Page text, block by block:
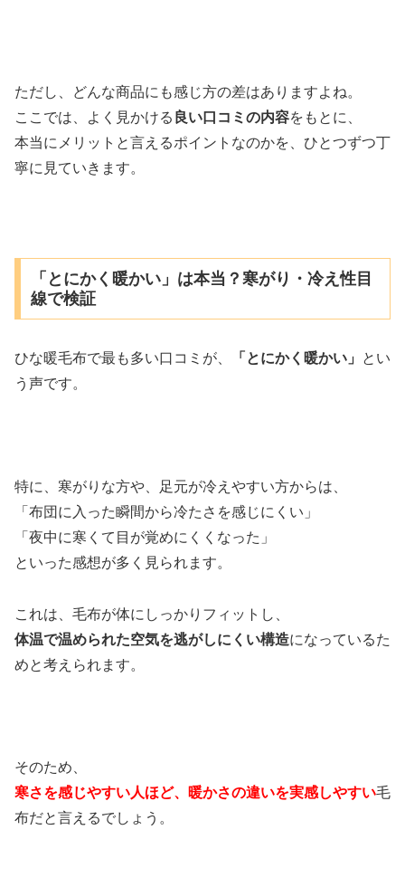
ただし、どんな商品にも感じ方の差はありますよね。
ここでは、よく見かける 良い口コミの内容をもとに、
本当にメリットと言えるポイントなのかを、ひとつずつ丁
寧に見ていきます。
「とにかく暖かい」は本当？寒がり・冷え性目
線で検証
ひな暖毛布で最も多い口コミが、 「とにかく暖かい」
とい
う声です。
特に、寒がりな方や、足元が冷えやすい方からは、
「布団に入った瞬間から冷たさを感じにくい」
「夜中に寒くて目が覚めにくくなった」
といった感想が多く見られます。
これは、毛布が体にしっかりフィットし、
体温で温められた空気を逃がしにくい構造になっているた
めと考えられます。
そのため、
寒さを感じやすい人ほど、暖かさの違いを実感しやすい毛
布だと言えるでしょう。